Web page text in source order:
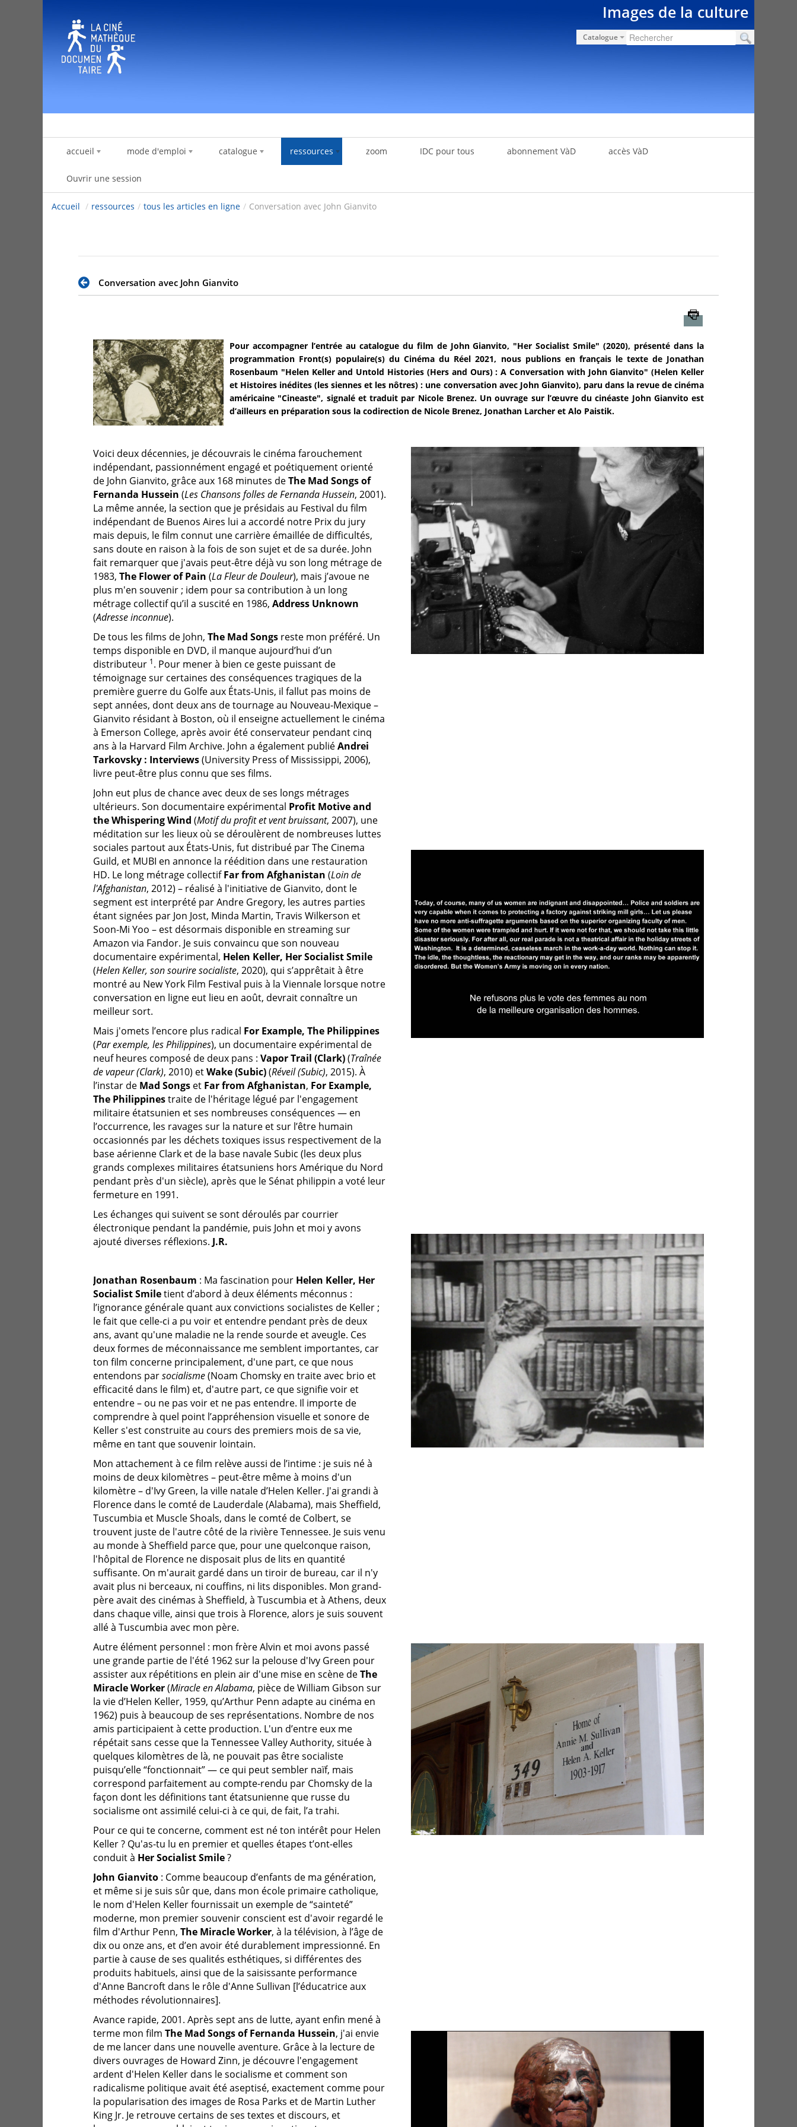
Images de la culture
Catalogue
accueil mode d'emploi catalogue ressources zoom IDC pour tous abonnement VàD accès VàD
Ouvrir une session
Accueil / ressources / tous les articles en ligne / Conversation avec John Gianvito
Conversation avec John Gianvito
Pour accompagner l’entrée au catalogue du film de John Gianvito, "Her Socialist Smile" (2020), présenté dans la
programmation Front(s) populaire(s) du Cinéma du Réel 2021, nous publions en français le texte de Jonathan
Rosenbaum "Helen Keller and Untold Histories (Hers and Ours) : A Conversation with John Gianvito" (Helen Keller
et Histoires inédites (les siennes et les nôtres) : une conversation avec John Gianvito), paru dans la revue de cinéma
américaine "Cineaste", signalé et traduit par Nicole Brenez. Un ouvrage sur l’œuvre du cinéaste John Gianvito est
d’ailleurs en préparation sous la codirection de Nicole Brenez, Jonathan Larcher et Alo Paistik.
Voici deux décennies, je découvrais le cinéma farouchement
indépendant, passionnément engagé et poétiquement orienté
de John Gianvito, grâce aux 168 minutes deThe Mad Songs of
Fernanda Hussein (Les Chansons folles de Fernanda Hussein, 2001).
La même année, la section que je présidais au Festival du film
indépendant de Buenos Aires lui a accordé notre Prix du jury
mais depuis, le film connut une carrière émaillée de difficultés,
sans doute en raison à la fois de son sujet et de sa durée. John
fait remarquer que j'avais peut-être déjà vu son long métrage de
1983, The Flower of Pain (La Fleur de Douleur), mais j’avoue ne
plus m'en souvenir ; idem pour sa contribution à un long
métrage collectif qu’il a suscité en 1986, Address Unknown
(Adresse inconnue).
De tous les films de John, The Mad Songs reste mon préféré. Un
temps disponible en DVD, il manque aujourd’hui d’un
distributeur 1. Pour mener à bien ce geste puissant de
témoignage sur certaines des conséquences tragiques de la
première guerre du Golfe aux États-Unis, il fallut pas moins de
sept années, dont deux ans de tournage au Nouveau-Mexique –
Gianvito résidant à Boston, où il enseigne actuellement le cinéma
à Emerson College, après avoir été conservateur pendant cinq
ans à la Harvard Film Archive. John a également publiéAndrei
Tarkovsky : Interviews(University Press of Mississippi, 2006),
livre peut-être plus connu que ses films.
John eut plus de chance avec deux de ses longs métrages
ultérieurs. Son documentaire expérimental Profit Motive and
the Whispering Wind (Motif du profit et vent bruissant, 2007), une
méditation sur les lieux où se déroulèrent de nombreuses luttes
sociales partout aux États-Unis, fut distribué par The Cinema
Guild, et MUBI en annonce la réédition dans une restauration
HD. Le long métrage collectifFar from Afghanistan (Loin de
l'Afghanistan, 2012) – réalisé à l'initiative de Gianvito, dont le
segment est interprété par Andre Gregory, les autres parties
étant signées par Jon Jost, Minda Martin, Travis Wilkerson et
Soon-Mi Yoo – est désormais disponible en streaming sur
Amazon via Fandor. Je suis convaincu que son nouveau
documentaire expérimental, Helen Keller, Her Socialist Smile
(Helen Keller, son sourire socialiste, 2020), qui s’apprêtait à être
montré au New York Film Festival puis à la Viennale lorsque notre
conversation en ligne eut lieu en août, devrait connaître un
meilleur sort.
Mais j'omets l’encore plus radical For Example, The Philippines
(Par exemple, les Philippines), un documentaire expérimental de
neuf heures composé de deux pans : Vapor Trail (Clark)(Traînée
de vapeur (Clark), 2010) etWake (Subic)(Réveil (Subic), 2015). À
l’instar de Mad Songs et Far from Afghanistan, For Example,
The Philippinestraite de l'héritage légué par l'engagement
militaire étatsunien et ses nombreuses conséquences — en
l’occurrence, les ravages sur la nature et sur l’être humain
occasionnés par les déchets toxiques issus respectivement de la
base aérienne Clark et de la base navale Subic (les deux plus
grands complexes militaires étatsuniens hors Amérique du Nord
pendant près d'un siècle), après que le Sénat philippin a voté leur
fermeture en 1991.
Les échanges qui suivent se sont déroulés par courrier
électronique pendant la pandémie, puis John et moi y avons
ajouté diverses réflexions. J.R.
Jonathan Rosenbaum : Ma fascination pour Helen Keller, Her
Socialist Smiletient d’abord à deux éléments méconnus :
l’ignorance générale quant aux convictions socialistes de Keller ;
le fait que celle-ci a pu voir et entendre pendant près de deux
ans, avant qu'une maladie ne la rende sourde et aveugle. Ces
deux formes de méconnaissance me semblent importantes, car
ton film concerne principalement, d'une part, ce que nous
entendons parsocialisme(Noam Chomsky en traite avec brio et
efficacité dans le film) et, d'autre part, ce que signifie voir et
entendre – ou ne pas voir et ne pas entendre. Il importe de
comprendre à quel point l’appréhension visuelle et sonore de
Keller s'est construite au cours des premiers mois de sa vie,
même en tant que souvenir lointain.
Mon attachement à ce film relève aussi de l’intime : je suis né à
moins de deux kilomètres – peut-être même à moins d'un
kilomètre – d'Ivy Green, la ville natale d’Helen Keller. J'ai grandi à
Florence dans le comté de Lauderdale (Alabama), mais Sheffield,
Tuscumbia et Muscle Shoals, dans le comté de Colbert, se
trouvent juste de l'autre côté de la rivière Tennessee. Je suis venu
au monde à Sheffield parce que, pour une quelconque raison,
l'hôpital de Florence ne disposait plus de lits en quantité
suffisante. On m'aurait gardé dans un tiroir de bureau, car il n'y
avait plus ni berceaux, ni couffins, ni lits disponibles. Mon grand-
père avait des cinémas à Sheffield, à Tuscumbia et à Athens, deux
dans chaque ville, ainsi que trois à Florence, alors je suis souvent
allé à Tuscumbia avec mon père.
Autre élément personnel : mon frère Alvin et moi avons passé
une grande partie de l'été 1962 sur la pelouse d'Ivy Green pour
assister aux répétitions en plein air d'une mise en scène deThe
Miracle Worker(Miracle en Alabama, pièce de William Gibson sur
la vie d’Helen Keller, 1959, qu’Arthur Penn adapte au cinéma en
1962) puis à beaucoup de ses représentations. Nombre de nos
amis participaient à cette production. L'un d’entre eux me
répétait sans cesse que la Tennessee Valley Authority, située à
quelques kilomètres de là, ne pouvait pas être socialiste
puisqu’elle “fonctionnait” — ce qui peut sembler naïf, mais
correspond parfaitement au compte-rendu par Chomsky de la
façon dont les définitions tant étatsunienne que russe du
socialisme ont assimilé celui-ci à ce qui, de fait, l’a trahi.
Pour ce qui te concerne, comment est né ton intérêt pour Helen
Keller ? Qu'as-tu lu en premier et quelles étapes t’ont-elles
conduit à Her Socialist Smile?
John Gianvito : Comme beaucoup d’enfants de ma génération,
et même si je suis sûr que, dans mon école primaire catholique,
le nom d'Helen Keller fournissait un exemple de “sainteté”
moderne, mon premier souvenir conscient est d'avoir regardé le
film d'Arthur Penn, The Miracle Worker, à la télévision, à l’âge de
dix ou onze ans, et d’en avoir été durablement impressionné. En
partie à cause de ses qualités esthétiques, si différentes des
produits habituels, ainsi que de la saisissante performance
d'Anne Bancroft dans le rôle d'Anne Sullivan [l’éducatrice aux
méthodes révolutionnaires].
Avance rapide, 2001. Après sept ans de lutte, ayant enfin mené à
terme mon film The Mad Songs of Fernanda Hussein, j'ai envie
de me lancer dans une nouvelle aventure. Grâce à la lecture de
divers ouvrages de Howard Zinn, je découvre l'engagement
ardent d'Helen Keller dans le socialisme et comment son
radicalisme politique avait été aseptisé, exactement comme pour
la popularisation des images de Rosa Parks et de Martin Luther
King Jr. Je retrouve certains de ses textes et discours, et